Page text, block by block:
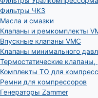
Фильтры ЧКЗ
Масла и смазки
Клапаны и ремкомплекты
Впускные клапаны VMC
Клапаны минимального
Термостатические
Комплекты ТО для
Ремни для компрессоров
Генераторы Zammer